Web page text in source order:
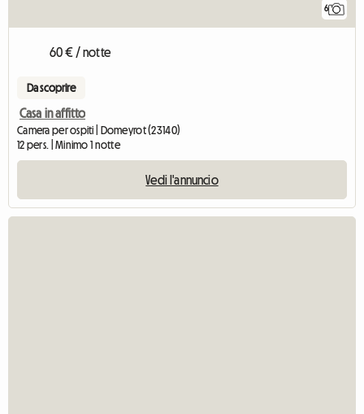
6
60 € / notte
Da scoprire
Casa in affitto
Camera per ospiti | Domeyrot (23140)
12 pers. | Minimo 1 notte
Vedi l'annuncio